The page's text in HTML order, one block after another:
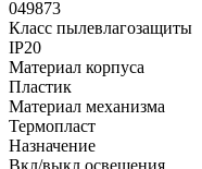
049873
Класс пылевлагозащиты
IP20
Материал корпуса
Пластик
Материал механизма
Термопласт
Назначение
Вкл/выкл освещения